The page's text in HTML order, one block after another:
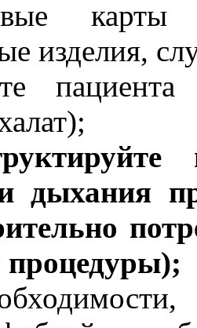
изделия,
дыхания
процедуры);